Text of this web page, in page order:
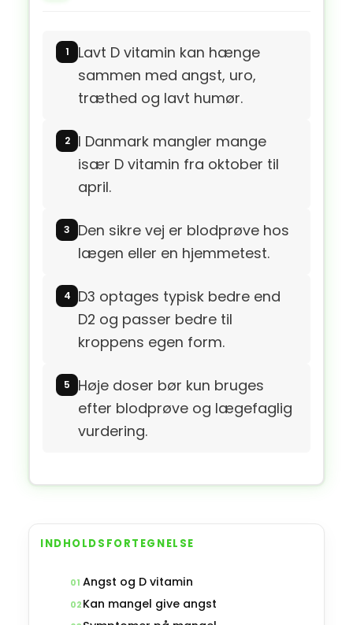
Lavt D vitamin kan hænge
sammen med angst, uro,
træthed og lavt humør.
I Danmark mangler mange
især D vitamin fra oktober til
april.
Den sikre vej er blodprøve hos
lægen eller en hjemmetest.
D3 optages typisk bedre end
D2 og passer bedre til
kroppens egen form.
Høje doser bør kun bruges
efter blodprøve og lægefaglig
vurdering.
INDHOLDSFORTEGNELSE
01 Angst og D vitamin
02 Kan mangel give angst